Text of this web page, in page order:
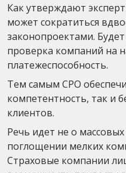
Как утверждают
может сократиться
законопроектами.
проверка компаний на
платежеспособность.
Тем самым СРО
компетентность, так и
клиентов.
Речь идет не о
поглощении мелких
Страховые компании